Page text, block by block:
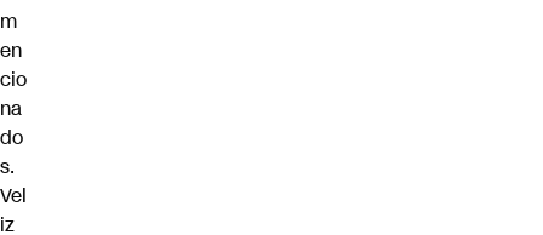
m
en
cio
na
do
s.
Vel
iz